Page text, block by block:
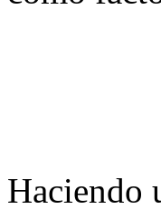
Haciendo